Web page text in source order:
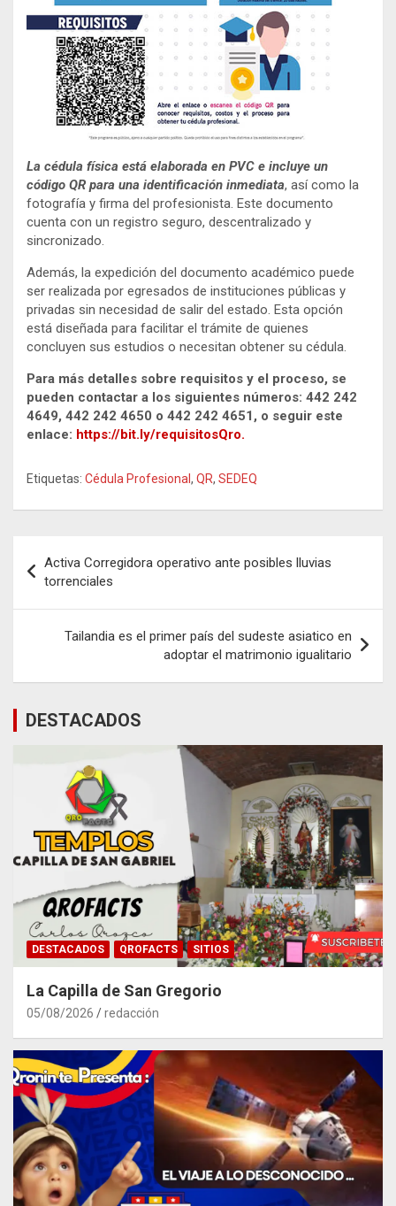
La cédula física está elaborada en PVC e incluye un
código QR para una identificación inmediata, así como la
fotografía y firma del profesionista. Este documento
cuenta con un registro seguro, descentralizado y
sincronizado.
Además, la expedición del documento académico puede
ser realizada por egresados de instituciones públicas y
privadas sin necesidad de salir del estado. Esta opción
está diseñada para facilitar el trámite de quienes
concluyen sus estudios o necesitan obtener su cédula.
Para más detalles sobre requisitos y el proceso, se
pueden contactar a los siguientes números: 442 242
4649, 442 242 4650 o 442 242 4651, o seguir este
enlace: https://bit.ly/requisitosQro.
Etiquetas: Cédula Profesional , QR, SEDEQ
de
entradas
Activa Corregidora operativo ante posibles lluvias
torrenciales
Tailandia es el primer país del sudeste asiatico en
adoptar el matrimonio igualitario
DESTACADOS
DESTACADOS QROFACTS SITIOS
La Capilla de San Gregorio
05/08/2026 redacción